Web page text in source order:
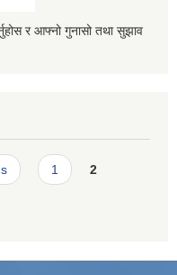
र आफ्नो गुनासो तथा सुझाव
1 2